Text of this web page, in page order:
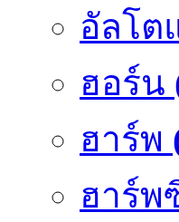
อัลโต
ฮอร์น
ฮาร์พ
ฮาร์พ